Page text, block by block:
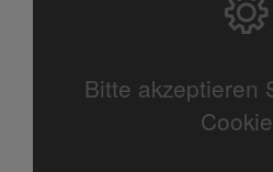
Bitte akzeptieren